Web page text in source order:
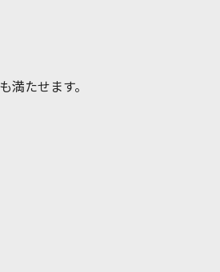
たせます。